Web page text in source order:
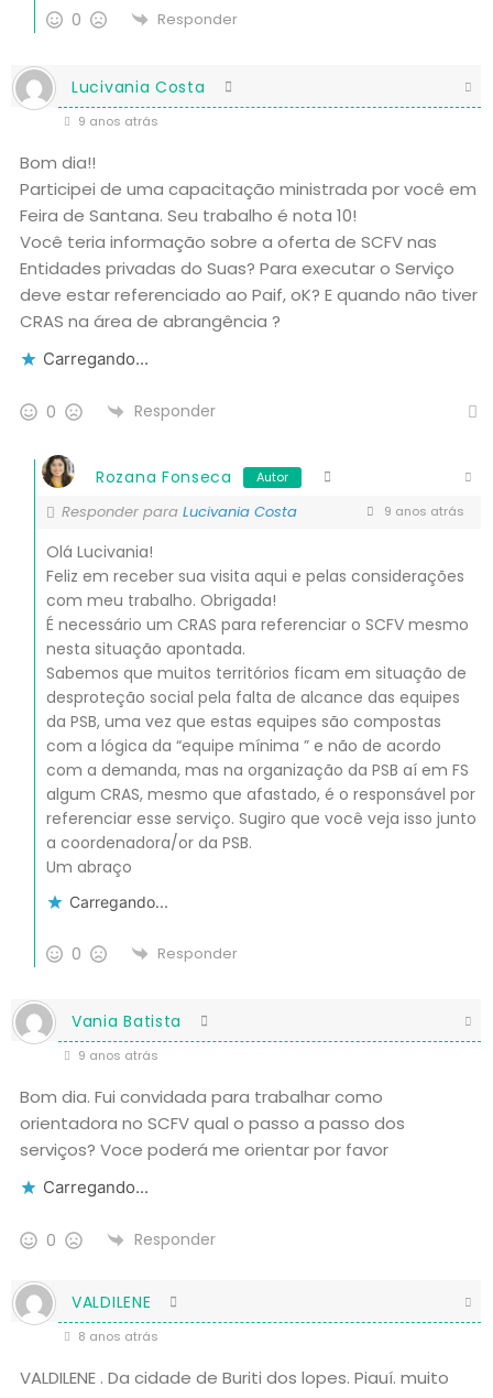
0 Responder
Lucivania Costa
9 anos atrás
Bom dia!!
Participei de uma capacitação ministrada por você em
Feira de Santana. Seu trabalho é nota 10!
Você teria informação sobre a oferta de SCFV nas
Entidades privadas do Suas? Para executar o Serviço
deve estar referenciado ao Paif, oK? E quando não tiver
CRAS na área de abrangência ?
Carregando...
0 Responder
Rozana Fonseca Autor
Responder para Lucivania Costa 9 anos atrás
Olá Lucivania!
Feliz em receber sua visita aqui e pelas considerações
com meu trabalho. Obrigada!
É necessário um CRAS para referenciar o SCFV mesmo
nesta situação apontada.
Sabemos que muitos territórios ficam em situação de
desproteção social pela falta de alcance das equipes
da PSB, uma vez que estas equipes são compostas
com a lógica da “equipe mínima ” e não de acordo
com a demanda, mas na organização da PSB aí em FS
algum CRAS, mesmo que afastado, é o responsável por
referenciar esse serviço. Sugiro que você veja isso junto
a coordenadora/or da PSB.
Um abraço
Carregando...
0 Responder
Vania Batista
9 anos atrás
Bom dia. Fui convidada para trabalhar como
orientadora no SCFV qual o passo a passo dos
serviços? Voce poderá me orientar por favor
Carregando...
0 Responder
VALDILENE
8 anos atrás
VALDILENE . Da cidade de Buriti dos lopes. Piauí. muito